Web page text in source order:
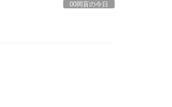
00岡盲の今日